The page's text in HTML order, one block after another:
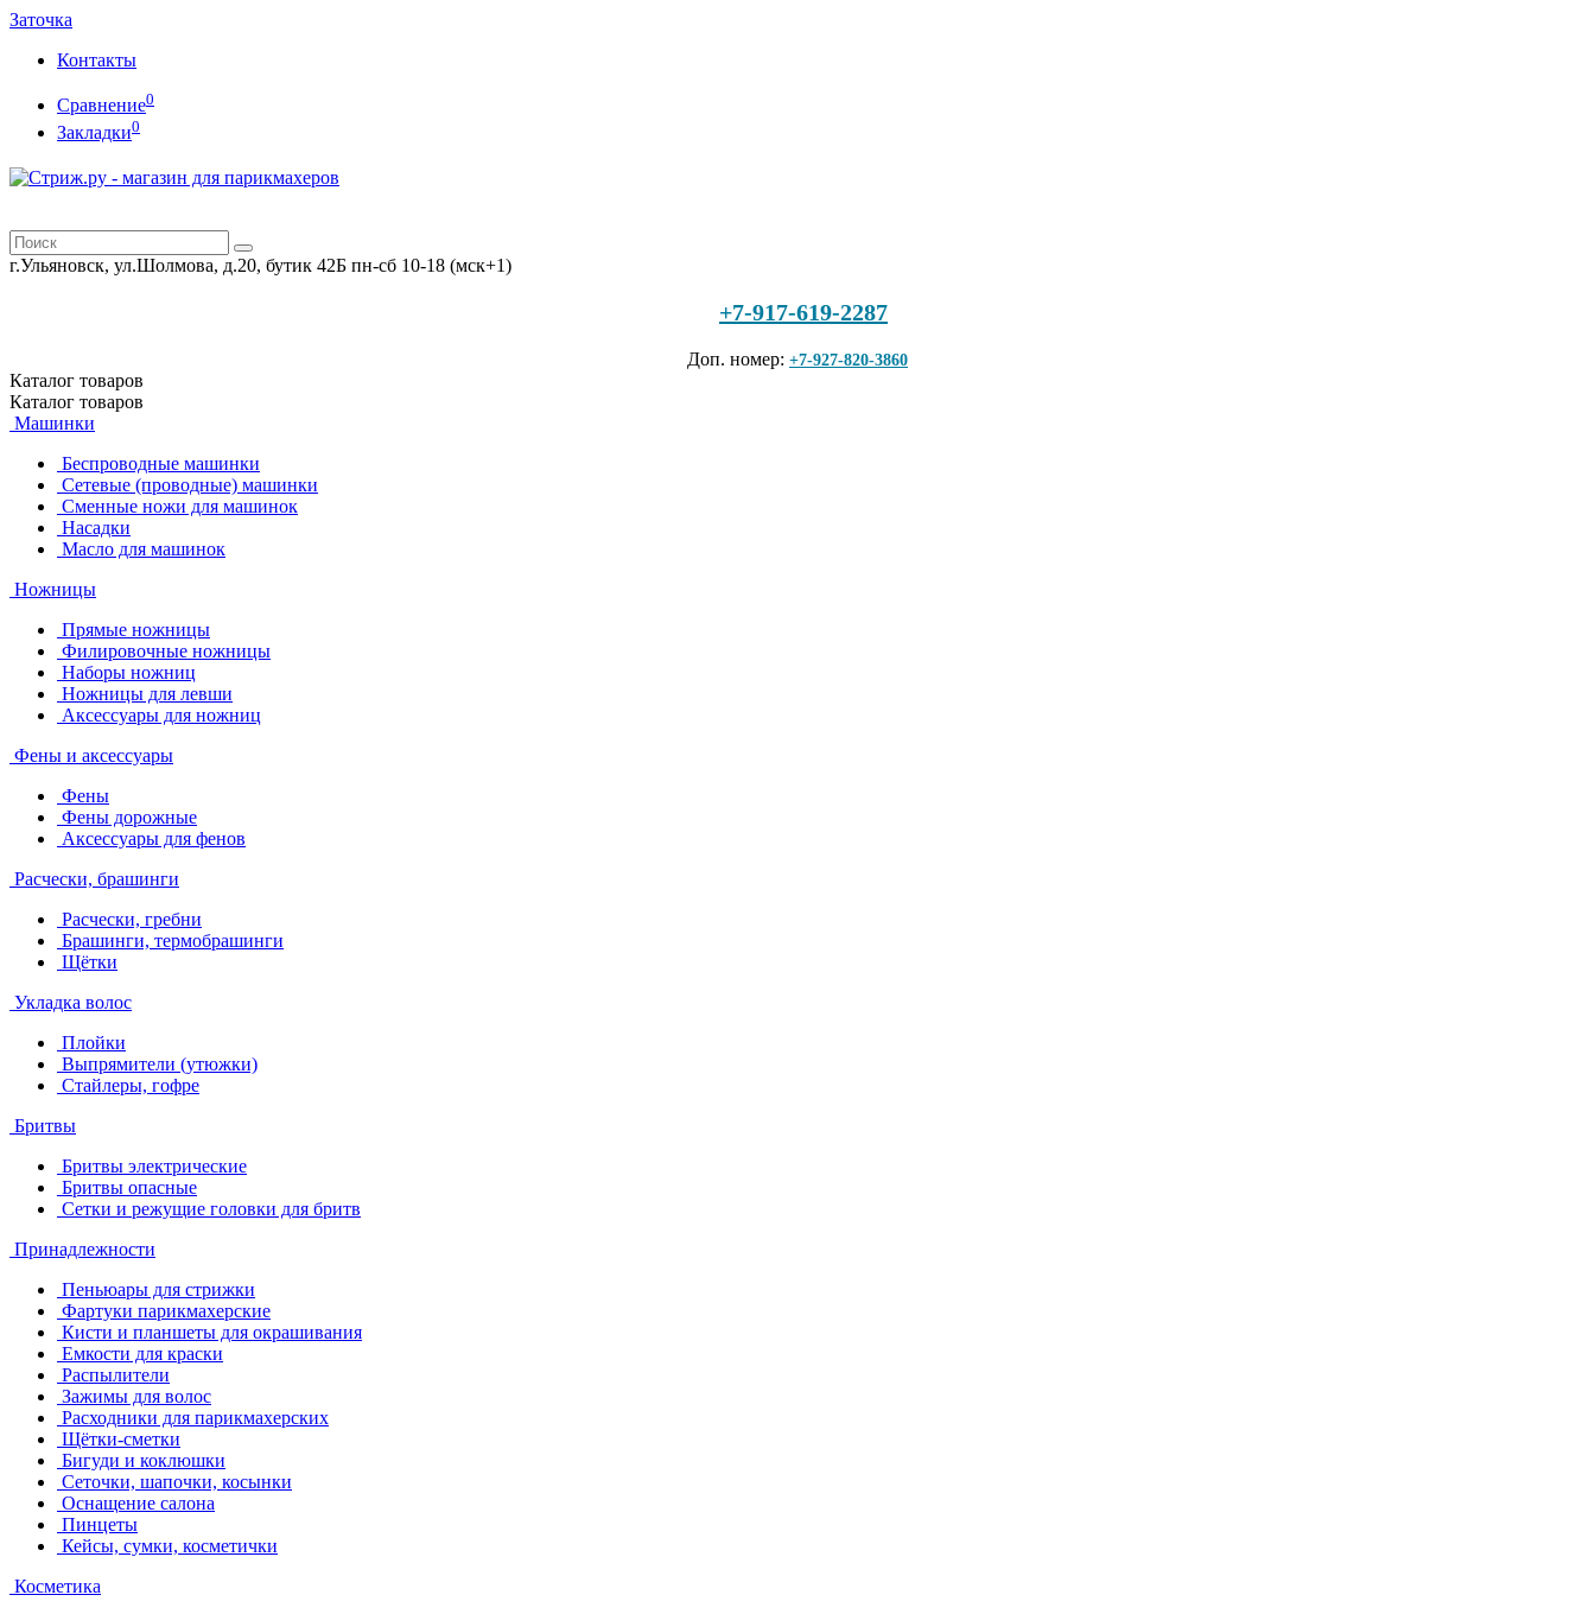
Заточка
Контакты
Сравнение0
Закладки0
г.Ульяновск, ул.Шолмова, д.20, бутик 42Б пн-сб 10-18 (мск+1)
+7-917-619-2287
Доп. номер: +7-927-820-3860
Каталог товаров
Каталог товаров
Машинки
Беспроводные машинки
Сетевые (проводные) машинки
Сменные ножи для машинок
Насадки
Масло для машинок
Ножницы
Прямые ножницы
Филировочные ножницы
Наборы ножниц
Ножницы для левши
Аксессуары для ножниц
Фены и аксессуары
Фены
Фены дорожные
Аксессуары для фенов
Расчески, брашинги
Расчески, гребни
Брашинги, термобрашинги
Щётки
Укладка волос
Плойки
Выпрямители (утюжки)
Стайлеры, гофре
Бритвы
Бритвы электрические
Бритвы опасные
Сетки и режущие головки для бритв
Принадлежности
Пеньюары для стрижки
Фартуки парикмахерские
Кисти и планшеты для окрашивания
Емкости для краски
Распылители
Зажимы для волос
Расходники для парикмахерских
Щётки-сметки
Бигуди и коклюшки
Сеточки, шапочки, косынки
Оснащение салона
Пинцеты
Кейсы, сумки, косметички
Косметика